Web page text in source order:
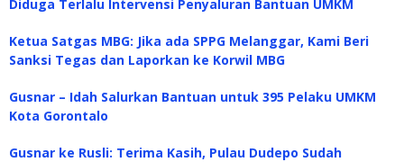
Diduga Terlalu Intervensi Penyaluran Bantuan UMKM
Ketua Satgas MBG: Jika ada SPPG Melanggar, Kami Beri
Sanksi Tegas dan Laporkan ke Korwil MBG
Gusnar – Idah Salurkan Bantuan untuk 395 Pelaku UMKM
Kota Gorontalo
Gusnar ke Rusli: Terima Kasih, Pulau Dudepo Sudah